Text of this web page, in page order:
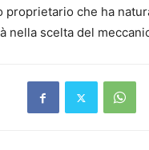
proprietario che ha
nella scelta del